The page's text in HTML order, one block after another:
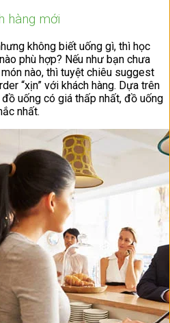
hàng mới
không biết uống gì, thì học
phù hợp? Nếu như bạn chưa
nào, thì tuyệt chiêu suggest
“xịn” với khách hàng. Dựa trên
uống có giá thấp nhất, đồ uống
nhất.